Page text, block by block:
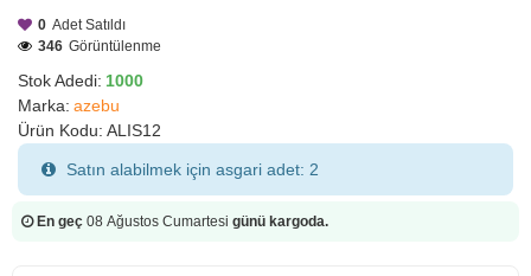
Stok Adedi: 1000
Marka: azebu
Ürün Kodu: ALIS12
0 Adet Satıldı
346 Görüntülenme
Satın alabilmek için asgari adet: 2
En geç 08 Ağustos Cumartesi günü kargoda.